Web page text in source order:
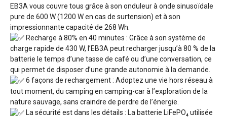
EB3A vous couvre tous grâce à son onduleur à onde sinusoïdale
pure de 600 W (1200 W en cas de surtension) et à son
impressionnante capacité de 268 Wh.
Recharge à 80% en 40 minutes : Grâce à son système de
charge rapide de 430 W, l’EB3A peut recharger jusqu’à 80 % de la
batterie le temps d’une tasse de café ou d’une conversation, ce
qui permet de disposer d’une grande autonomie à la demande.
6 façons de rechargement : Adoptez une vie hors réseau à
tout moment, du camping en camping-car à l’exploration de la
nature sauvage, sans craindre de perdre de l’énergie.
La sécurité est dans les détails : La batterie LiFePO₄ utilisée